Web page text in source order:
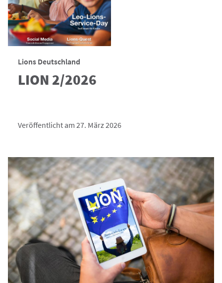
Lions Deutschland
LION 2/2026
Veröffentlicht am 27. März 2026